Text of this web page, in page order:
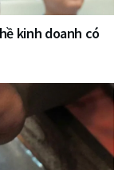
kinh doanh có